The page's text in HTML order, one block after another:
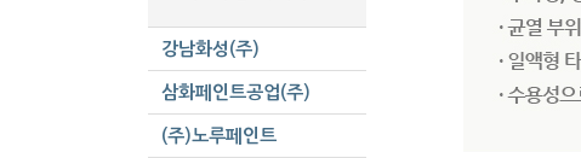
강남화성(주)
삼화페인트공업(주)
(주)노루페인트